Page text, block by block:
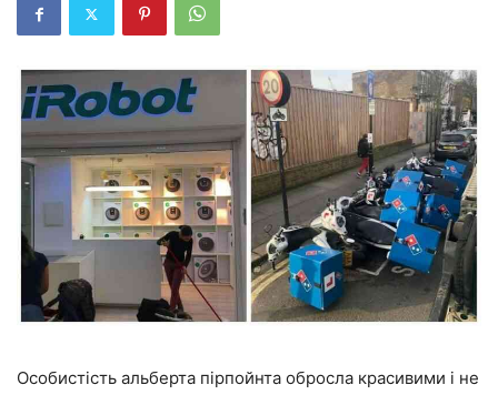
Особистість альберта пірпойнта обросла красивими і не